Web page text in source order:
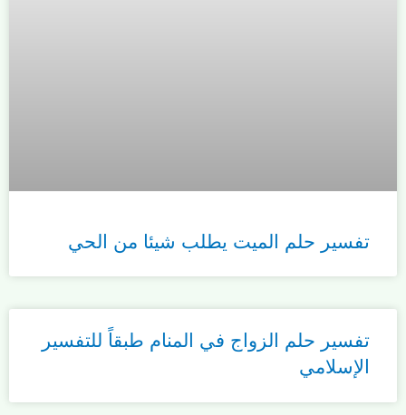
تفسير حلم الميت يطلب شيئا من الحي
تفسير حلم الزواج في المنام طبقاً للتفسير
الإسلامي